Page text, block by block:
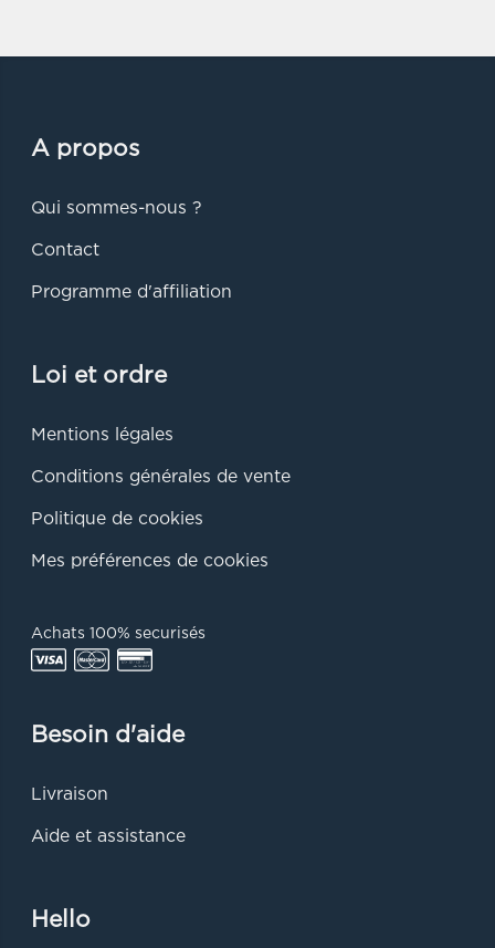
A propos
Qui sommes-nous ?
Contact
Programme d'affiliation
Loi et ordre
Mentions légales
Conditions générales de vente
Politique de cookies
Mes préférences de cookies
Achats 100% securisés
Besoin d'aide
Livraison
Aide et assistance
Hello